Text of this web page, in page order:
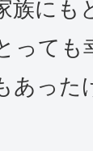
族に
って
あっ